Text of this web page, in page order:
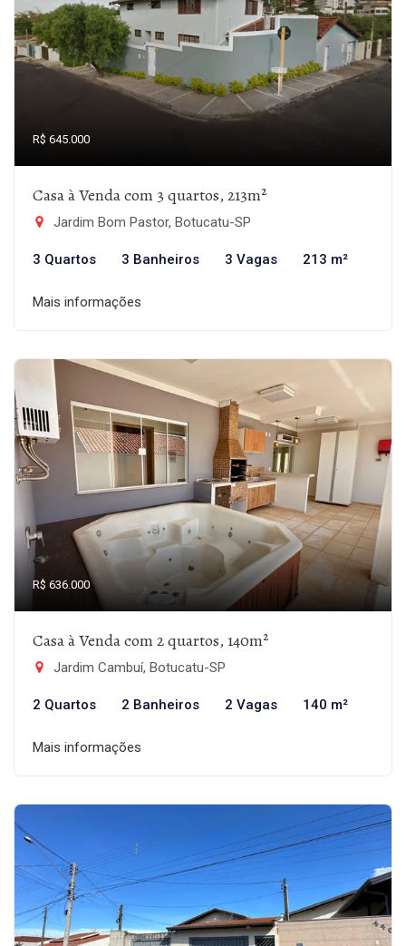
R$ 645.000
Casa à Venda com 3 quartos, 213m²
Jardim Bom Pastor, Botucatu-SP
3 Quartos 3 Banheiros 3 Vagas 213 m²
Mais informações
R$ 636.000
Casa à Venda com 2 quartos, 140m²
Jardim Cambuí, Botucatu-SP
2 Quartos 2 Banheiros 2 Vagas 140 m²
Mais informações